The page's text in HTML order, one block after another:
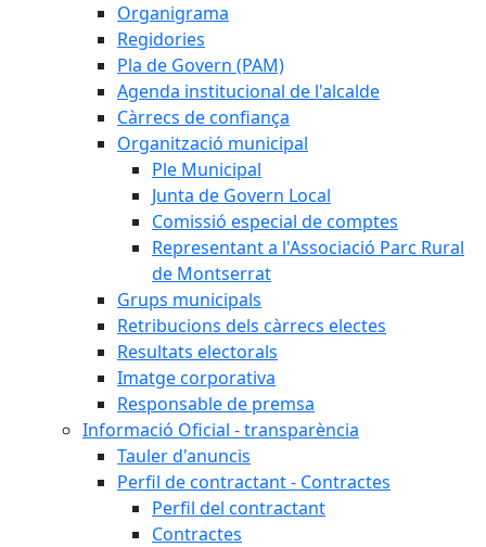
Organigrama
Regidories
Pla de Govern (PAM)
Agenda institucional de l'alcalde
Càrrecs de confiança
Organització municipal
Ple Municipal
Junta de Govern Local
Comissió especial de comptes
Representant a l'Associació Parc Rural
de Montserrat
Grups municipals
Retribucions dels càrrecs electes
Resultats electorals
Imatge corporativa
Responsable de premsa
Informació Oficial - transparència
Tauler d'anuncis
Perfil de contractant - Contractes
Perfil del contractant
Contractes